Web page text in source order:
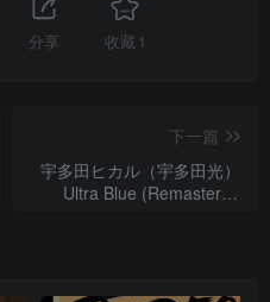
分享 收藏 1
下一篇
宇多田ヒカル（宇多田光）
Ultra Blue (Remastered